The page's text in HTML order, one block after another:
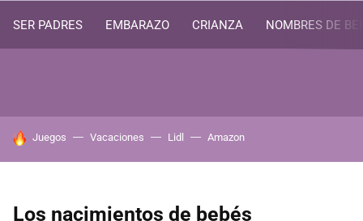
SER PADRES EMBARAZO CRIANZA NOMBRES DE
HOY SE HABLA DE
Juegos Vacaciones Lidl Amazon
Los nacimientos de bebés